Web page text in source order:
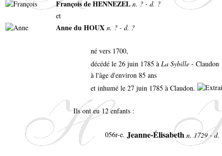
François de HENNEZEL n. ? - d. ?
et
Anne du HOUX n. ? - d. ?
né vers 1700,
décédé le 26 juin 1785 à La Sybille - Claudon
à l'âge d'environ 85 ans
et inhumé le 27 juin 1785 à Claudon.
Ils ont eu 12 enfants :
056r-e. Jeanne-Élisabeth n. 1729 - d.